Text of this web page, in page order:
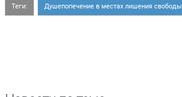
Теги: Душепопечение в местах лишения свободы